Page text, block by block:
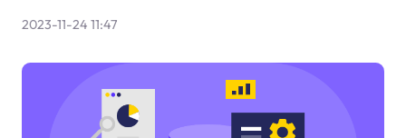
2023-11-24 11:47